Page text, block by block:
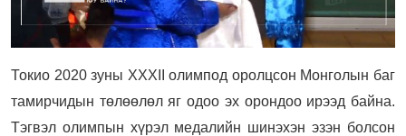
Токио 2020 зуны XXXII олимпод оролцсон Монголын баг
тамирчидын төлөөлөл яг одоо эх орондоо ирээд байна.
Тэгвэл олимпын хүрэл медалийн шинэхэн эзэн болсон